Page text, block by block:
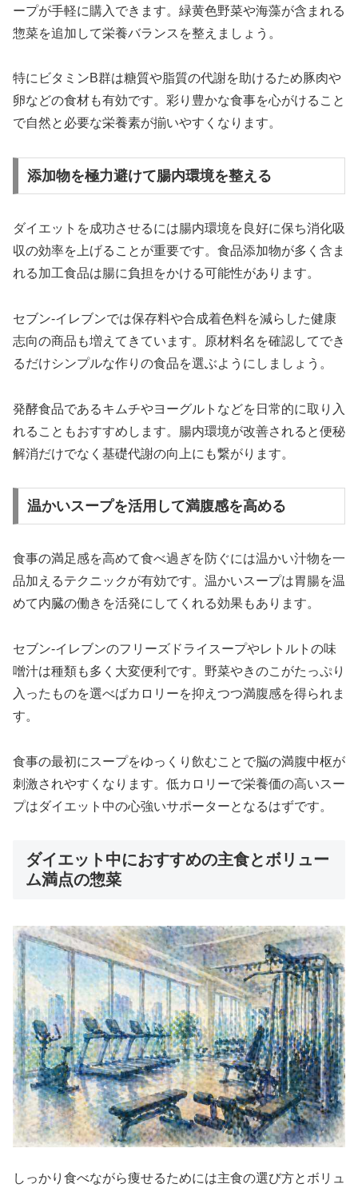
ープが手軽に購入できます。緑黄色野菜や海藻が含まれる
惣菜を追加して栄養バランスを整えましょう。
特にビタミンB群は糖質や脂質の代謝を助けるため豚肉や
卵などの食材も有効です。彩り豊かな食事を心がけること
で自然と必要な栄養素が揃いやすくなります。
添加物を極力避けて腸内環境を整える
ダイエットを成功させるには腸内環境を良好に保ち消化吸
収の効率を上げることが重要です。食品添加物が多く含ま
れる加工食品は腸に負担をかける可能性があります。
セブン-イレブンでは保存料や合成着色料を減らした健康
志向の商品も増えてきています。原材料名を確認してでき
るだけシンプルな作りの食品を選ぶようにしましょう。
発酵食品であるキムチやヨーグルトなどを日常的に取り入
れることもおすすめします。腸内環境が改善されると便秘
解消だけでなく基礎代謝の向上にも繋がります。
温かいスープを活用して満腹感を高める
食事の満足感を高めて食べ過ぎを防ぐには温かい汁物を一
品加えるテクニックが有効です。温かいスープは胃腸を温
めて内臓の働きを活発にしてくれる効果もあります。
セブン-イレブンのフリーズドライスープやレトルトの味
噌汁は種類も多く大変便利です。野菜やきのこがたっぷり
入ったものを選べばカロリーを抑えつつ満腹感を得られま
す。
食事の最初にスープをゆっくり飲むことで脳の満腹中枢が
刺激されやすくなります。低カロリーで栄養価の高いスー
プはダイエット中の心強いサポーターとなるはずです。
ダイエット中におすすめの主食とボリュー
ム満点の惣菜
しっかり食べながら痩せるためには主食の選び方とボリュ